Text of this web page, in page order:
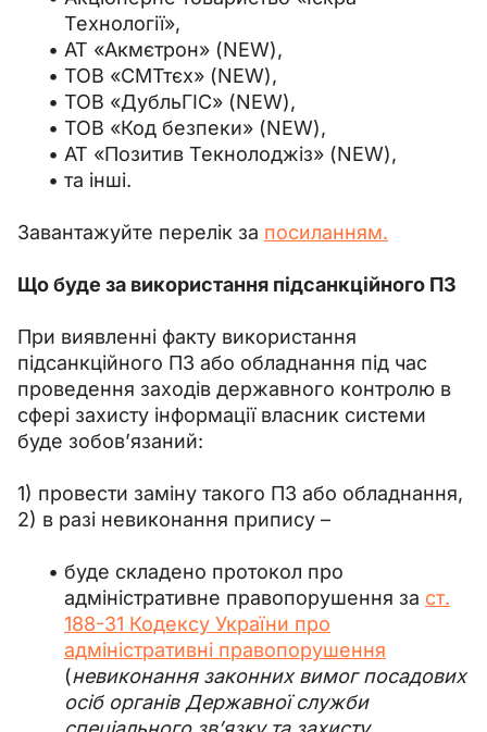
Технології»,
АТ «Акмєтрон» (NEW),
ТОВ «СМТтєх» (NEW),
ТОВ «ДубльГІС» (NEW),
ТОВ «Код безпеки» (NEW),
АТ «Позитив Текнолоджіз» (NEW),
та інші.
Завантажуйте перелік за посиланням.
Що буде за використання підсанкційного ПЗ
При виявленні факту використання
підсанкційного ПЗ або обладнання під час
проведення заходів державного контролю в
сфері захисту інформації власник системи
буде зобов’язаний:
1) провести заміну такого ПЗ або обладнання,
2) в разі невиконання припису –
буде складено протокол про
адміністративне правопорушення за ст.
188-31 Кодексу України про
адміністративні правопорушення
(невиконання законних вимог посадових
осіб органів Державної служби